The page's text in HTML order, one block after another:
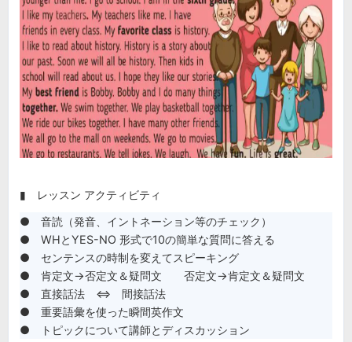
▮ レッスン アクティビティ
● 音読（発音、イントネーション等のチェック）
● WHとYES-NO 形式で10の簡単な質問に答える
● センテンスの時制を変えてスピーキング
● 肯定文→否定文＆疑問文 否定文→肯定文＆疑問文
● 直接話法 ⇔ 間接話法
● 重要語彙を使った瞬間英作文
● トピックについて講師とディスカッション